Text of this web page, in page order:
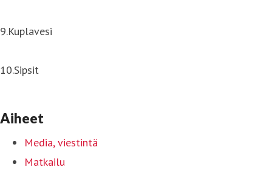
9.Kuplavesi
10.Sipsit
Aiheet
Media, viestintä
Matkailu